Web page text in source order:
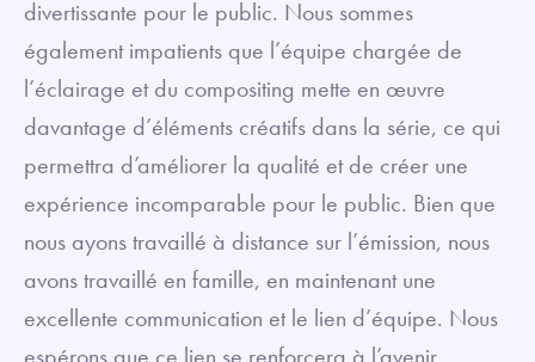
divertissante pour le public. Nous sommes
également impatients que l’équipe chargée de
l’éclairage et du compositing mette en œuvre
davantage d’éléments créatifs dans la série, ce qui
permettra d’améliorer la qualité et de créer une
expérience incomparable pour le public. Bien que
nous ayons travaillé à distance sur l’émission, nous
avons travaillé en famille, en maintenant une
excellente communication et le lien d’équipe. Nous